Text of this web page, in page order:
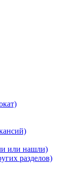
или нашли)
разделов)